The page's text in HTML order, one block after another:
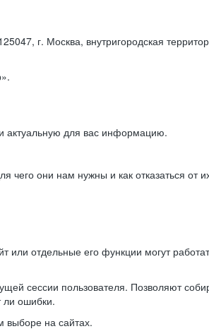
г. Москва, внутригородская
актуальную для вас информацию.
они нам нужны и как отказаться от
отдельные его функции могут
сессии пользователя. Позволяют
ли ошибки.
на сайтах.